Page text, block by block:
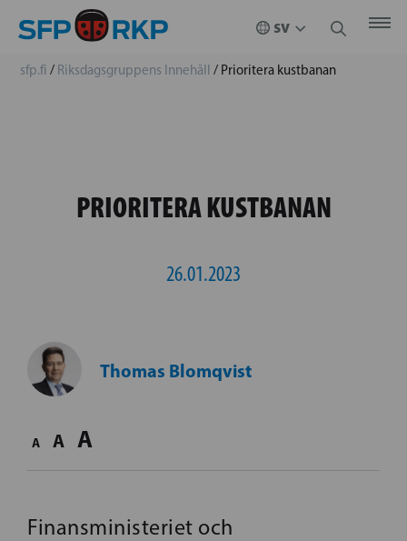
sfp.fi / Riksdagsgruppens Innehåll / Prioritera kustbanan
PRIORITERA KUSTBANAN
26.01.2023
Thomas Blomqvist
A A A
Finansministeriet och